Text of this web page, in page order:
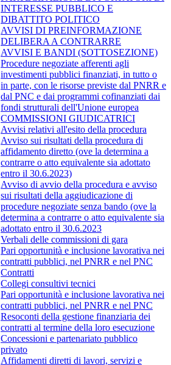
INTERESSE PUBBLICO E
DIBATTITO POLITICO
AVVISI DI PREINFORMAZIONE
DELIBERA A CONTRARRE
AVVISI E BANDI (SOTTOSEZIONE)
Procedure negoziate afferenti agli
investimenti pubblici finanziati, in tutto o
in parte, con le risorse previste dal PNRR e
dal PNC e dai programmi cofinanziati dai
fondi strutturali dell'Unione europea
COMMISSIONI GIUDICATRICI
Avvisi relativi all'esito della procedura
Avviso sui risultati della procedura di
affidamento diretto (ove la determina a
contrarre o atto equivalente sia adottato
entro il 30.6.2023)
Avviso di avvio della procedura e avviso
sui risultati della aggiudicazione di
procedure negoziate senza bando (ove la
determina a contrarre o atto equivalente sia
adottato entro il 30.6.2023
Verbali delle commissioni di gara
Pari opportunità e inclusione lavorativa nei
contratti pubblici, nel PNRR e nel PNC
Contratti
Collegi consultivi tecnici
Pari opportunità e inclusione lavorativa nei
contratti pubblici, nel PNRR e nel PNC
Resoconti della gestione finanziaria dei
contratti al termine della loro esecuzione
Concessioni e partenariato pubblico
privato
Affidamenti diretti di lavori, servizi e